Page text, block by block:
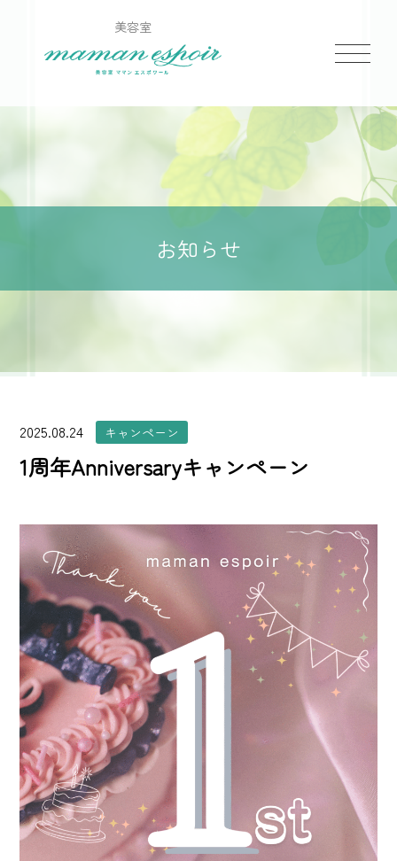
美容室
お知らせ
2025.08.24 キャンペーン
1周年Anniversaryキャンペーン